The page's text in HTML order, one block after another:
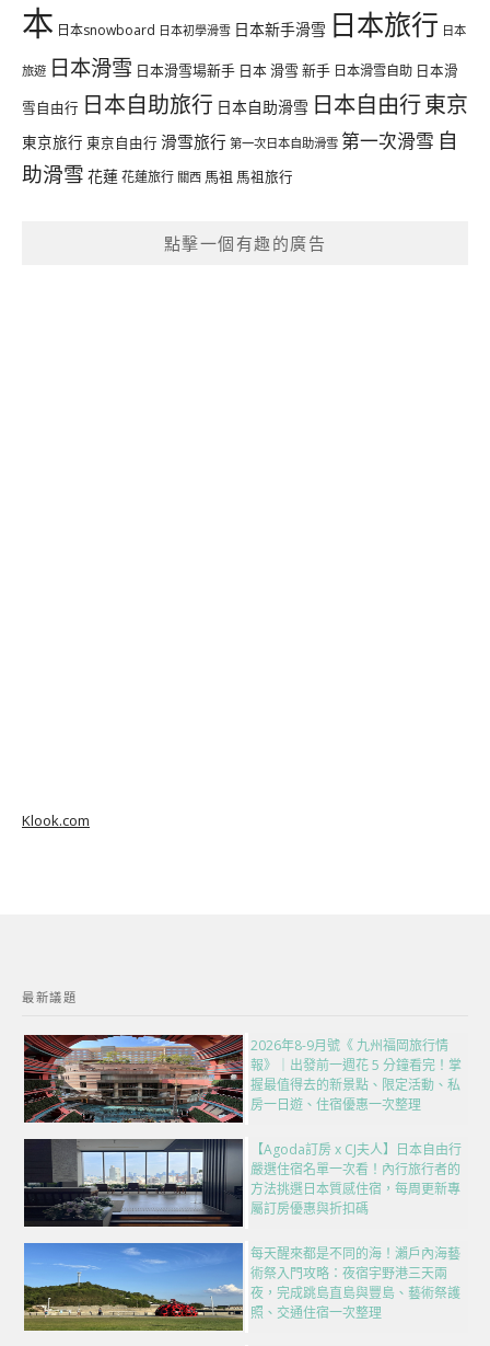
本 日本snowboard 日本初學滑雪 日本新手滑雪 日本旅行 日本
旅遊 日本滑雪 日本滑雪場新手 日本 滑雪 新手 日本滑雪自助 日本滑
雪自由行 日本自助旅行 日本自助滑雪 日本自由行東京
東京旅行 東京自由行 滑雪旅行 第一次日本自助滑雪 第一次滑雪 自
助滑雪 花蓮花蓮旅行 關西 馬祖 馬祖旅行
點擊一個有趣的廣告
Klook.com
最新議題
2026年8-9月號《 九州福岡旅行情
報》｜出發前一週花 5 分鐘看完！掌
握最值得去的新景點、限定活動、私
房一日遊、住宿優惠一次整理
【Agoda訂房 x CJ夫人】日本自由行
嚴選住宿名單一次看！內行旅行者的
方法挑選日本質感住宿，每周更新專
屬訂房優惠與折扣碼
每天醒來都是不同的海！瀨戶內海藝
術祭入門攻略：夜宿宇野港三天兩
夜，完成跳島直島與豐島、藝術祭護
照、交通住宿一次整理